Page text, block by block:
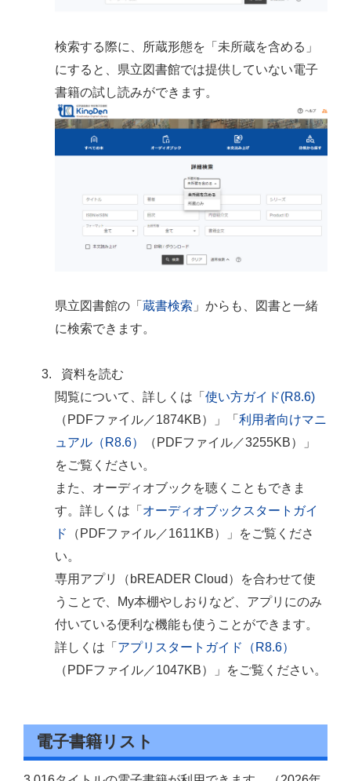
検索する際に、所蔵形態を「未所蔵を含める」
にすると、県立図書館では提供していない電子
書籍の試し読みができます。
県立図書館の「蔵書検索 」からも、図書と一緒
に検索できます。
資料を読む
閲覧について、詳しくは「使い方ガイド(R8.6)
（PDFファイル／1874KB）」「利用者向けマニ
ュアル（R8.6）
（PDFファイル／3255KB）」
をご覧ください。
また、オーディオブックを聴くこともできま
す。詳しくは「オーディオブックスタートガイ
ド
（PDFファイル／1611KB）」をご覧くださ
い。
専用アプリ（bREADER Cloud）を合わせて使
うことで、My本棚やしおりなど、アプリにのみ
付いている便利な機能も使うことができます。
詳しくは「アプリスタートガイド（R8.6）
（PDFファイル／1047KB）」をご覧ください。
電子書籍リスト